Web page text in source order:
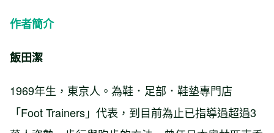
作者簡介
飯田潔
1969年生，東京人。為鞋．足部．鞋墊專門店
「Foot Trainers」代表，到目前為止已指導過超過3